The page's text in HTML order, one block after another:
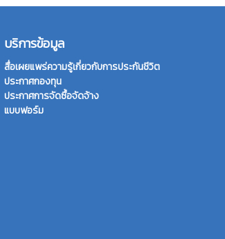
บริการข้อมูล
สื่อเผยแพร่ความรู้เกี่ยวกับการประกันชีวิต
ประกาศกองทุน
ประกาศการจัดซื้อจัดจ้าง
แบบฟอร์ม